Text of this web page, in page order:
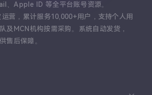
、Apple ID 等全平台账号资源。
营，累计服务10,000+用户，支持个人用
及MCN机构按需采购。系统自动发货，
售后保障。